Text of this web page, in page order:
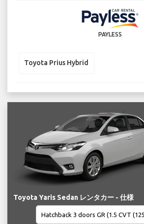
PAYLESS
Toyota Prius Hybrid
Toyota Yaris Sedan レンタカー - 仕様